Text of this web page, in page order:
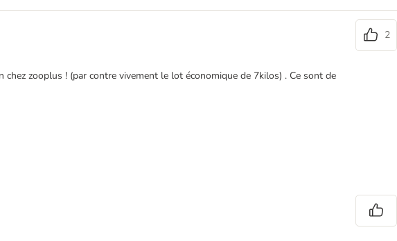
2
zooplus ! (par contre vivement le lot économique de 7kilos) . Ce sont de